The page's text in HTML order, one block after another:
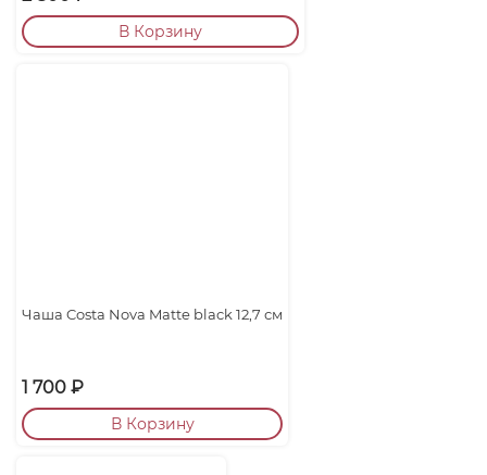
В Корзину
Чаша Costa Nova Matte black 12,7 см
1 700 ₽
В Корзину